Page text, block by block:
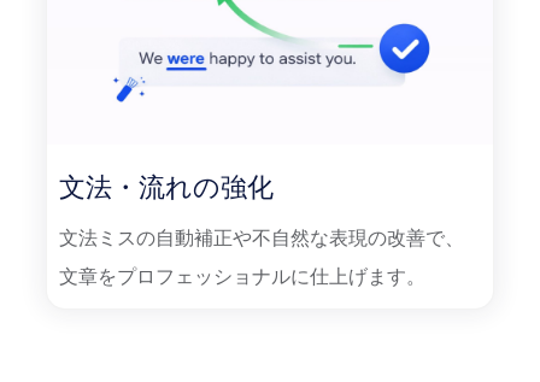
文法・流れの強化
文法ミスの自動補正や不自然な表現の改善で、
文章をプロフェッショナルに仕上げます。